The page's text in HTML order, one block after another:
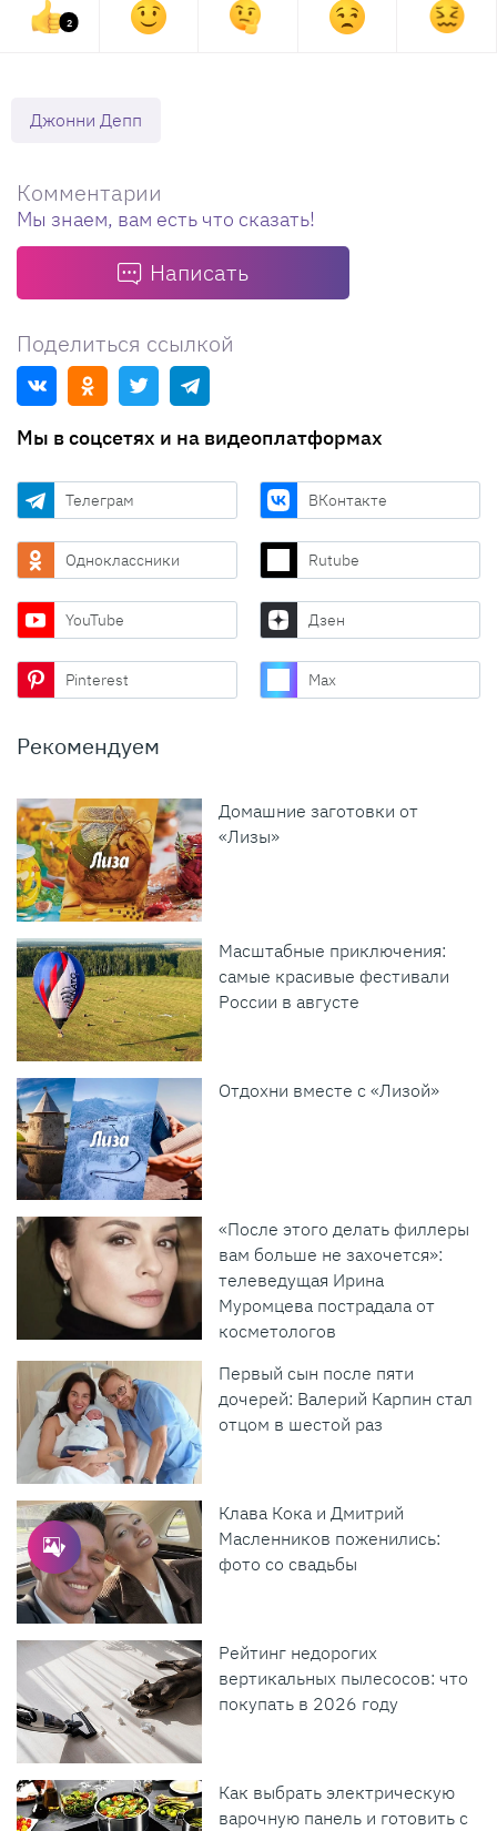
2
Джонни Депп
Комментарии
Мы знаем, вам есть что сказать!
Написать
Поделиться ссылкой
Мы в соцсетях и на видеоплатформах
Телеграм ВКонтакте
Одноклассники Rutube
YouTube Дзен
Pinterest Max
Рекомендуем
Домашние заготовки от
«Лизы»
Масштабные приключения:
самые красивые фестивали
России в августе
Отдохни вместе с «Лизой»
«После этого делать филлеры
вам больше не захочется»:
телеведущая Ирина
Муромцева пострадала от
косметологов
Первый сын после пяти
дочерей: Валерий Карпин стал
отцом в шестой раз
Клава Кока и Дмитрий
Масленников поженились:
фото со свадьбы
Рейтинг недорогих
вертикальных пылесосов: что
покупать в 2026 году
Как выбрать электрическую
варочную панель и готовить с